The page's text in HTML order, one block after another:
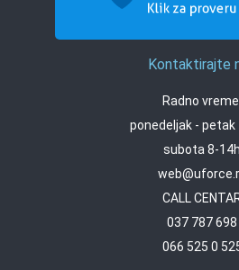
Kontaktirajte
Radno
ponedeljak - petak
subota 8-14h
CALL
037 787 698
066 525 0